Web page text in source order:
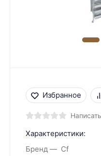
Избранное
Характеристики:
Бренд
Cf